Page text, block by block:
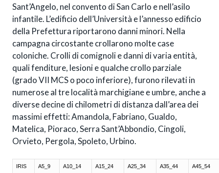
Sant’Angelo, nel convento di San Carlo e nell’asilo
infantile. L’edificio dell’Università e l’annesso edificio
della Prefettura riportarono danni minori. Nella
campagna circostante crollarono molte case
coloniche. Crolli di comignoli e danni di varia entità,
quali fenditure, lesioni e qualche crollo parziale
(grado VII MCS o poco inferiore), furono rilevati in
numerose al tre località marchigiane e umbre, anche a
diverse decine di chilometri di distanza dall’area dei
massimi effetti: Amandola, Fabriano, Gualdo,
Matelica, Pioraco, Serra Sant’Abbondio, Cingoli,
Orvieto, Pergola, Spoleto, Urbino.
IRIS A5_9 A10_14 A15_24 A25_34 A35_44 A45_54